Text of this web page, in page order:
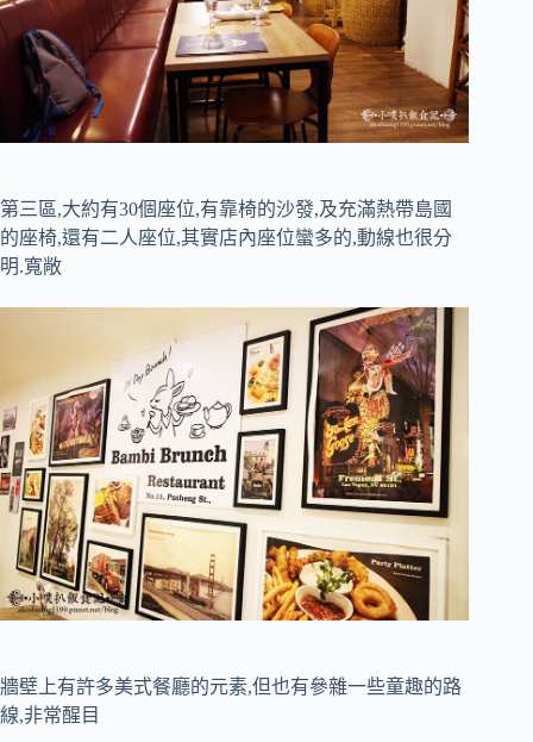
第三區,大約有30個座位,有靠椅的沙發,及充滿熱帶島國
的座椅,還有二人座位,其實店內座位蠻多的,動線也很分
明.寬敞
牆壁上有許多美式餐廳的元素,但也有參雜一些童趣的路
線,非常醒目